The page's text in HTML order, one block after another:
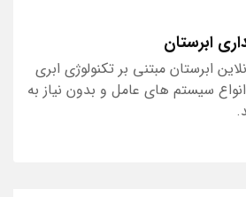
ابرستان
ابرستان مبتنی بر تکنولوژی ابری
سیستم های عامل و بدون نیاز به